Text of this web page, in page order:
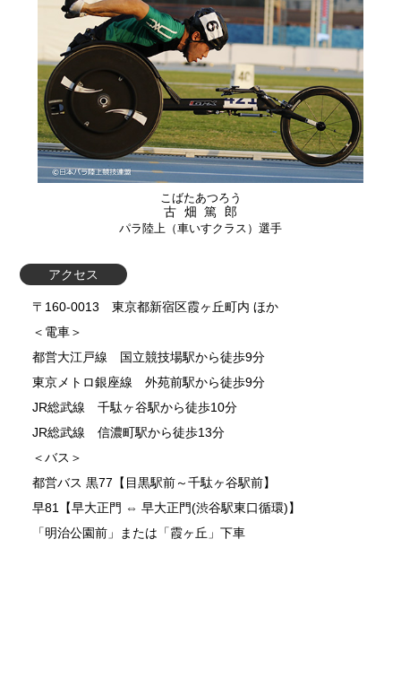
古畑篤郎
こばたあつろう
パラ陸上（車いすクラス）選手
アクセス
〒160-0013 東京都新宿区霞ヶ丘町内 ほか
＜電車＞
都営大江戸線 国立競技場駅から徒歩9分
東京メトロ銀座線 外苑前駅から徒歩9分
JR総武線 千駄ヶ谷駅から徒歩10分
JR総武線 信濃町駅から徒歩13分
＜バス＞
都営バス 黒77【目黒駅前～千駄ヶ谷駅前】
早81【早大正門 ⇔ 早大正門(渋谷駅東口循環)】
「明治公園前」または「霞ヶ丘」下車